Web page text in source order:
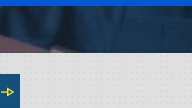
line_end_arrow